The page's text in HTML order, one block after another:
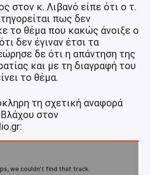
στον κ. Λιβανό είπε ότι ο τ.
πως δεν
το θέμα που κακώς άνοιξε ο
δεν έγιναν έτσι τα
δε ότι η απάντηση της
και με τη διαγραφή του
το θέμα.
τη σχετική αναφορά
στον